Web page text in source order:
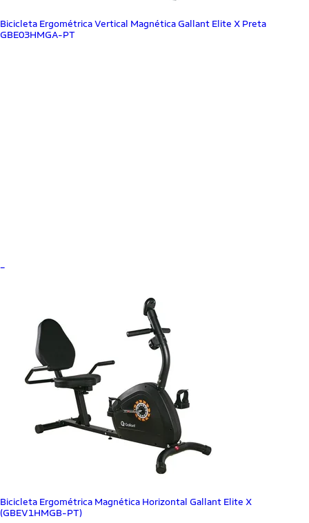
Bicicleta Ergométrica Vertical Magnética Gallant Elite X Preta
GBE03HMGA-PT
Bicicleta Ergométrica Magnética Horizontal Gallant Elite X
(GBEV1HMGB-PT)